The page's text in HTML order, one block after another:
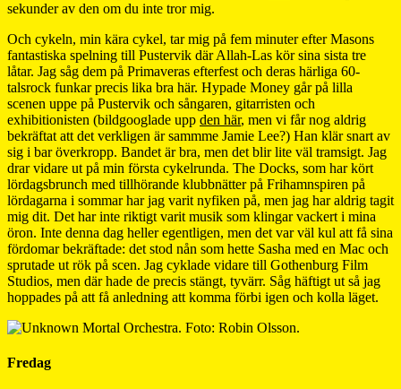
sekunder av den om du inte tror mig.
Och cykeln, min kära cykel, tar mig på fem minuter efter Masons
fantastiska spelning till Pustervik där Allah-Las kör sina sista tre
låtar. Jag såg dem på Primaveras efterfest och deras härliga 60-
talsrock funkar precis lika bra här. Hypade Money går på lilla
scenen uppe på Pustervik och sångaren, gitarristen och
exhibitionisten (bildgooglade upp den här, men vi får nog aldrig
bekräftat att det verkligen är sammme Jamie Lee?) Han klär snart av
sig i bar överkropp. Bandet är bra, men det blir lite väl tramsigt. Jag
drar vidare ut på min första cykelrunda. The Docks, som har kört
lördagsbrunch med tillhörande klubbnätter på Frihamnspiren på
lördagarna i sommar har jag varit nyfiken på, men jag har aldrig tagit
mig dit. Det har inte riktigt varit musik som klingar vackert i mina
öron. Inte denna dag heller egentligen, men det var väl kul att få sina
fördomar bekräftade: det stod nån som hette Sasha med en Mac och
sprutade ut rök på scen. Jag cyklade vidare till Gothenburg Film
Studios, men där hade de precis stängt, tyvärr. Såg häftigt ut så jag
hoppades på att få anledning att komma förbi igen och kolla läget.
Fredag